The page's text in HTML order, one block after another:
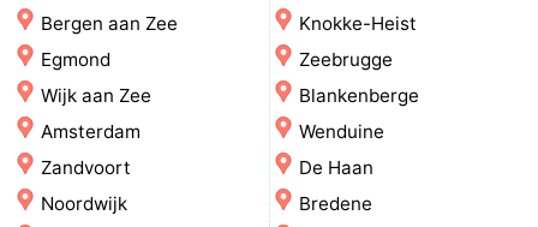
Aussichtspunkte
Attraktionen
-
Rundfahrten
-
Spielplätze
-
Bergen aan Zee
Egmond
Wijk aan Zee
Amsterdam
Zandvoort
Noordwijk
Knokke-Heist
Zeebrugge
Blankenberge
Wenduine
De Haan
Bredene